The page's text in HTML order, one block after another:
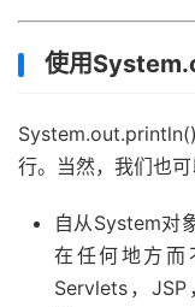
使用
行。当然，我们也可
自从System对
在任何地方而
Servlets，JSP